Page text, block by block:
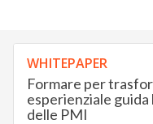
WHITEPAPER
Formare per
esperienziale
delle PMI